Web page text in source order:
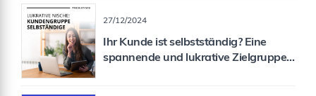
27/12/2024
Ihr Kunde ist selbstständig? Eine
spannende und lukrative Zielgruppe